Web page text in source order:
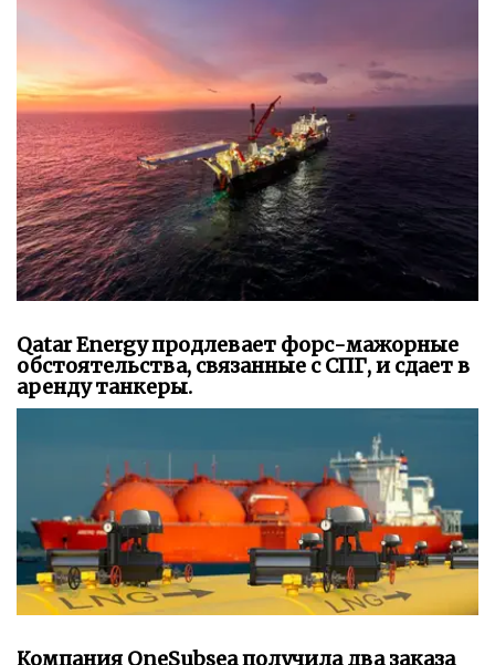
Qatar Energy продлевает форс-мажорные
обстоятельства, связанные с СПГ, и сдает в
аренду танкеры.
Компания OneSubsea получила два заказа